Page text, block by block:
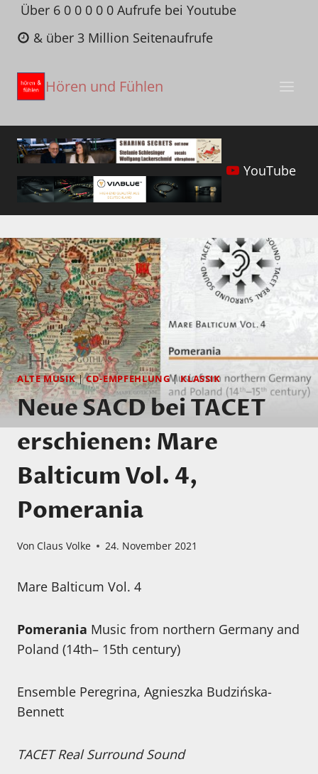
Zum
Inhalt
springen
Über 6 0 0 0 0 0 Aufrufe bei Youtube
& über 3 Million Seitenaufrufe
Hören und Fühlen
YouTube
ALTE MUSIK|CD-EMPFEHLUNG|KLASSIK
Neue SACD bei TACET
erschienen: Mare
Balticum Vol. 4,
Pomerania
Von Claus Volke 24. November 2021
Mare Balticum Vol. 4
Pomerania Music from northern Germany and
Poland (14th– 15th century)
Ensemble Peregrina, Agnieszka Budzińska-
Bennett
TACET Real Surround Sound